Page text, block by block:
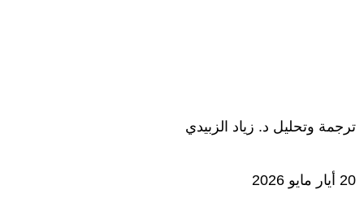
ترجمة وتحليل د. زياد الزبيدي
20 أيار مايو 2026